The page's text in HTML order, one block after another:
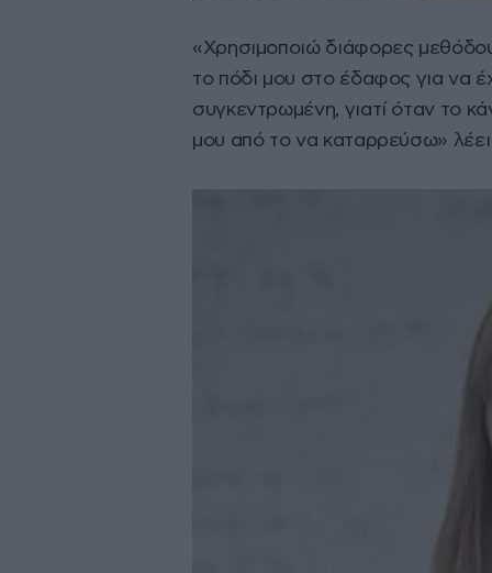
«Χρησιμοποιώ διάφορες
το πόδι μου στο έδαφος για να
συγκεντρωμένη, γιατί όταν το
μου από το να καταρρεύσω» λέει